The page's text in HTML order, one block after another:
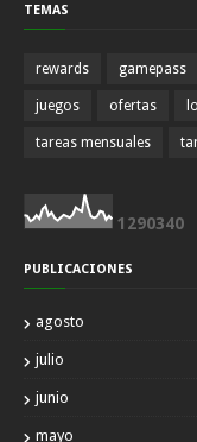
TEMAS
rewards gamepass
juegos ofertas
tareas mensuales
1 290340
PUBLICACIONES
agosto
julio
junio
mayo